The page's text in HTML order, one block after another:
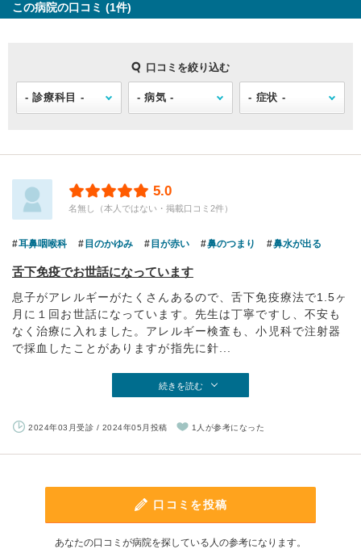
この病院の口コミ (1件)
口コミを絞り込む
5.0
名無し（本人ではない・掲載口コミ2件）
耳鼻咽喉科 目のかゆみ 目が赤い 鼻のつまり 鼻水が出る
舌下免疫でお世話になっています
息子がアレルギーがたくさんあるので、舌下免疫療法で1.5ヶ
月に１回お世話になっています。先生は丁寧ですし、不安も
なく治療に入れました。アレルギー検査も、小児科で注射器
で採血したことがありますが指先に針...
続きを読む
2024年03月受診 / 2024年05月投稿 1人が参考になった
口コミを投稿
あなたの口コミが病院を探している人の参考になります。